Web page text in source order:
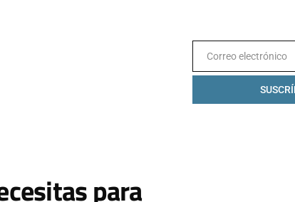
Estos son los calzados (
EVO 1 DE ADIDAS
para
EmailCorreo electrónico